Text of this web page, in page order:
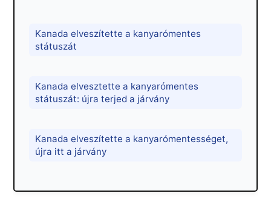
Kanada elveszítette a kanyarómentes
státuszát
Kanada elvesztette a kanyarómentes
státuszát: újra terjed a járvány
Kanada elveszítette a kanyarómentességet,
újra itt a járvány